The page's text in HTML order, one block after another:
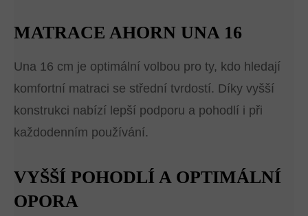
MATRACE AHORN UNA 16
Una 16 cm je optimální volbou pro ty, kdo hledají
komfortní matraci se střední tvrdostí. Díky vyšší
konstrukci nabízí lepší podporu a pohodlí i při
každodenním používání.
VYŠŠÍ POHODLÍ A OPTIMÁLNÍ
OPORA